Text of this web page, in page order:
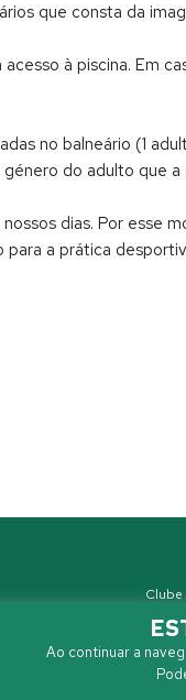
que consta da
à piscina. Em
no balneário (1
do adulto que a
dias. Por
a prática
Ao continuar a